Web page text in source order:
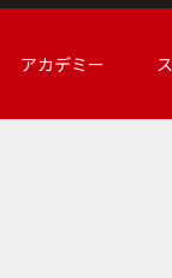
アカデミー